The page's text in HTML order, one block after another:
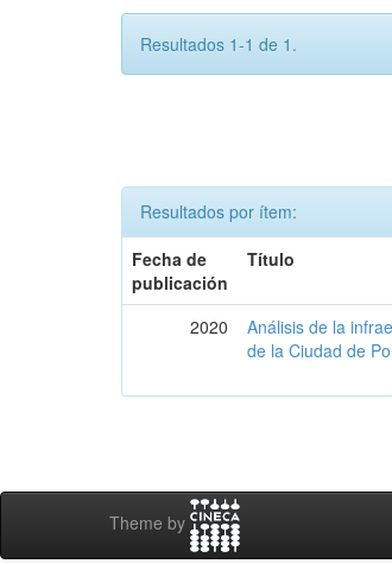
Resultados 1-1 de 1.
Resultados por ítem:
Fecha de
publicación
Título
2020
Análisis de la
de la Ciudad de
Theme by